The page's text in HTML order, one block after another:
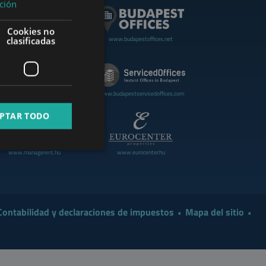
www.budapestoffices.net
www.budapestservicedoffices.com
www.managerent.hu
www.eurocenter.hu
y declaraciones de impuestos
Mapa del sitio
FRENCH
ARABIC
Cookies no
clasificadas
TODO